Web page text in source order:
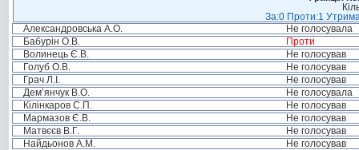
За:0 Проти:1
Александровська А.О.
Не голосувала
Бабурін О.В.
Проти
Волинець Є.В.
Не голосував
Голуб О.В.
Не голосував
Грач Л.І.
Не голосував
Дем’янчук В.О.
Не голосувала
Кілінкаров С.П.
Не голосував
Мармазов Є.В.
Не голосував
Матвєєв В.Г.
Не голосував
Найдьонов А.М.
Не голосував